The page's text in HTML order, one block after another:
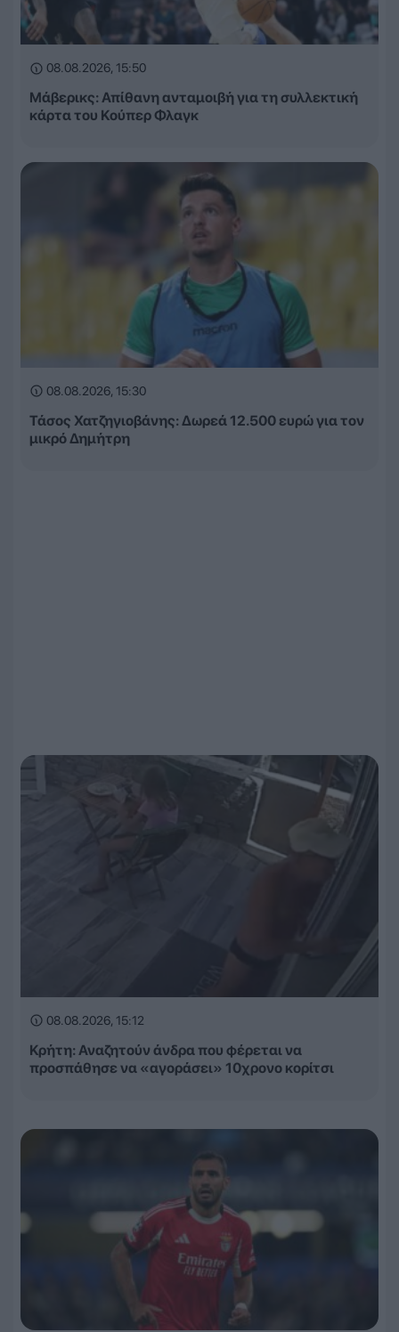
08.08.2026, 15:50
Μάβερικς: Απίθανη ανταμοιβή για τη συλλεκτική
κάρτα του Κούπερ Φλαγκ
08.08.2026, 15:30
Τάσος Χατζηγιοβάνης: Δωρεά 12.500 ευρώ για τον
μικρό Δημήτρη
08.08.2026, 15:12
Κρήτη: Αναζητούν άνδρα που φέρεται να
προσπάθησε να «αγοράσει» 10χρονο κορίτσι